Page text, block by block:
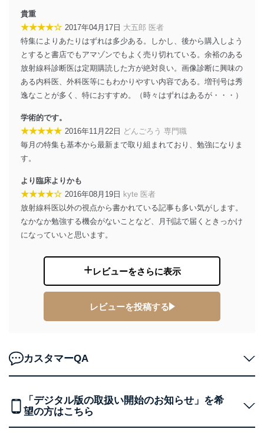
個人情報保護マネジメントシステムの継続的改善
当社は、内部監査及びマネジメントレビューの機会を通
じて、個人情報保護マネジメントシステムを継続的に改
善し、常に最良の状態を維持します。
苦情及び相談受付け窓口
貴殿の個人情報及び当社の個人情報保護マネジメントシ
ステムに関するご相談及び苦情については以下までご連
絡ください。
株式会社富士山マガジンサービス 個人情報問い合わせ
係
FAX：03-5459-7073
e-mail：cs@fujisan.co.jp
改訂：2025年2月20日
代表取締役会長 西野 伸一郎
個人情報の取扱いについて
用・提供・管理いたします。
株式会社富士山マガジンサービス
代表取締役会長 西野 伸一郎
個人情報保護管理者: 経営管理グループディレクター 前
田 嘉也
貴重
★★★★☆ 2017年04月17日 大五郎 医者
特集によりあたりはずれは多少ある。しかし、後から購入しよう
とすると書店でもアマゾンでもよく売り切れている。余裕のある
放射線科診断医は定期購読した方が絶対良い。画像診断に興味の
ある内科医、外科医等にもわかりやすい内容である。増刊号は秀
逸なことが多く、特におすすめ。（時々はずれはあるが・・・）
学術的です。
★★★★★ 2016年11月22日 どんごろう 専門職
毎月の特集も基本から最新まで取り組まれており、勉強になりま
す。
より臨床よりかも
★★★★☆ 2016年08月19日 kyte 医者
放射線科医以外の視点から書かれている記事も多い気がします。
なかなか勉強する機会がないことなど、月刊誌で届くときっかけ
になっていいと思います。
レビューをさらに表示
レビューを投稿する
カスタマーQA
「デジタル版の取扱い開始のお知らせ」を希
望の方はこちら